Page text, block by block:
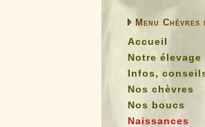
Menu Chèvres
Accueil
Notre élevage
Infos,
Nos chèvres
Nos boucs
Naissances